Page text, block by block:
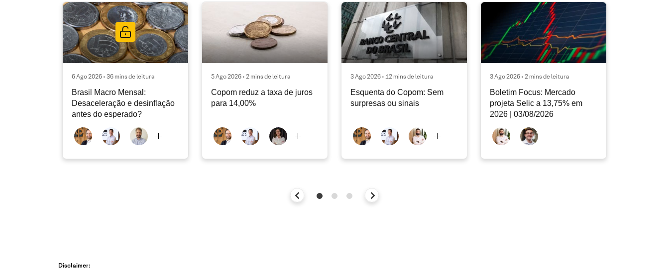
6 Ago 2026 • 36 mins de leitura
Brasil Macro Mensal:
Desaceleração e desinflação
antes do esperado?
5 Ago 2026 • 2 mins de leitura
Copom reduz a taxa de juros
para 14,00%
3 Ago 2026 • 12 mins de leitura
Esquenta do Copom: Sem
surpresas ou sinais
3 Ago 2026 • 2 mins de leitura
Boletim Focus: Mercado
projeta Selic a 13,75% em
2026 | 03/08/2026
Disclaimer: